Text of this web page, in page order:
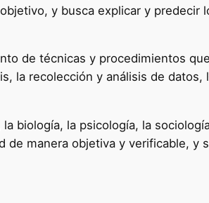
y busca explicar y predecir
de técnicas y procedimientos
la recolección y análisis de datos,
biología, la psicología, la
manera objetiva y verificable, y